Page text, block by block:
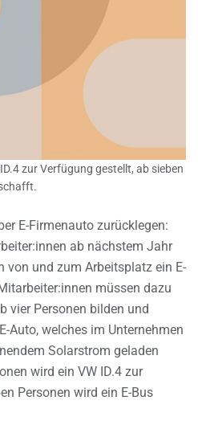
zur Verfügung gestellt, ab sieben
E-Firmenauto zurücklegen:
ab nächstem Jahr
von und zum Arbeitsplatz ein E-
müssen dazu
vier Personen bilden und
Auto, welches im Unternehmen
Solarstrom geladen
wird ein VW ID.4 zur
Personen wird ein E-Bus